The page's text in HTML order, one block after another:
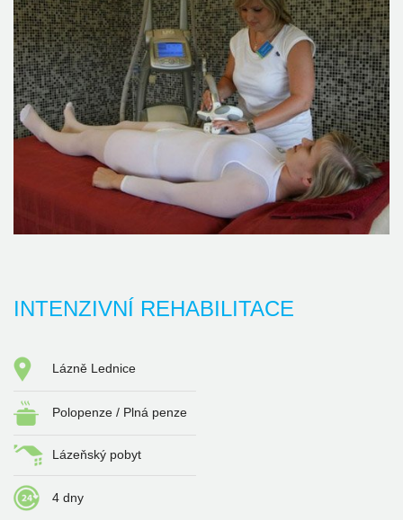
INTENZIVNÍ REHABILITACE
Lázně Lednice
Polopenze / Plná penze
Lázeňský pobyt
4 dny